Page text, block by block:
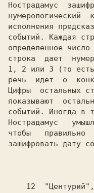
Нострадамус
нумерологический
исполнения
событий. Каждая
определенное
строка  дает
1, 2 или 3 (то есть
речь  идет  о
Цифры  остальных
показывают
событий. Иногда в
Нострадамус
чтобы   правильно
зашифровать дату